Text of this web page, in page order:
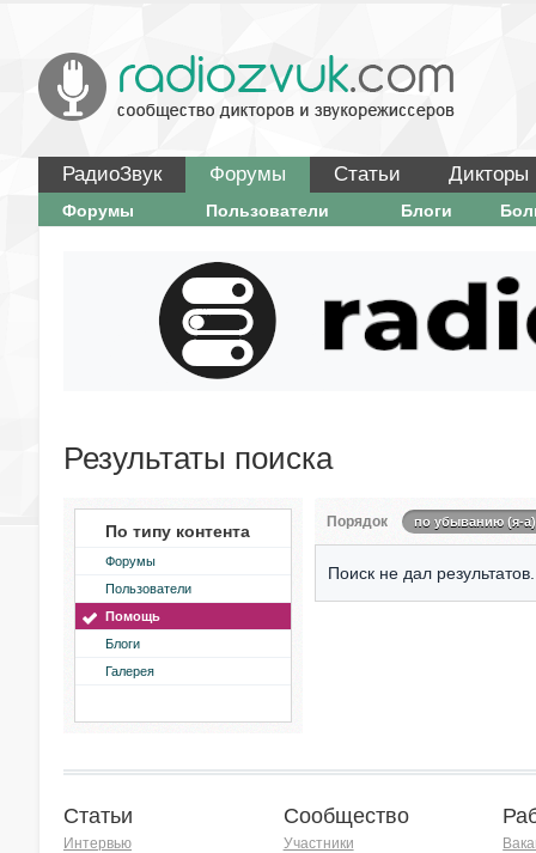
РадиоЗвук Форумы Статьи Дикторы
Форумы Пользователи Блоги
Результаты поиска
По типу контента
Форумы
Пользователи
Помощь
Блоги
Галерея
Порядок по убыванию (я-а)
Поиск не дал результатов.
Статьи
Интервью
Сообщество
Участники